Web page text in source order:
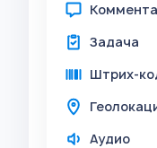
Задача
Штрих-
Аудио